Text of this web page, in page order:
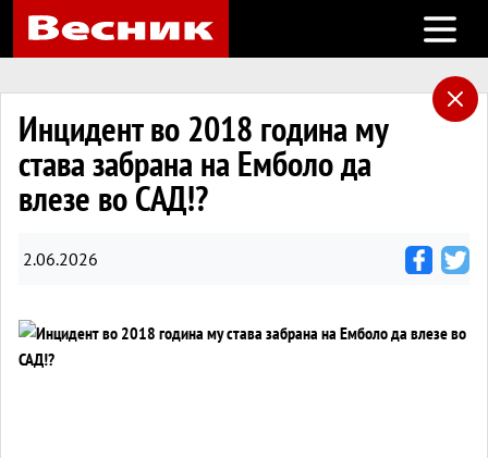
Open
Инцидент во 2018 година му
става забрана на Емболо да
влезе во САД!?
2.06.2026